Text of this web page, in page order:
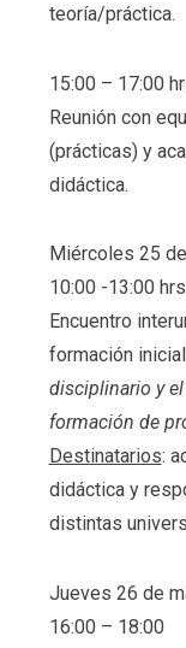
teoría/práctica.
15:00 – 17:00
Reunión con
(prácticas) y
didáctica.
Miércoles 25
10:00 -13:00 hrs
Encuentro
formación
disciplinario y
formación de
Destinatarios:
didáctica y
distintas
Jueves 26 de
16:00 – 18:00